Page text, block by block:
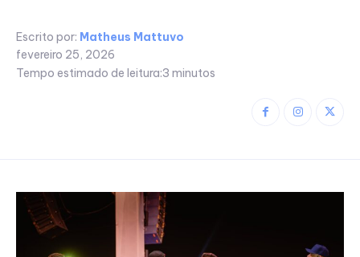
Escrito por: Matheus Mattuvo
fevereiro 25, 2026
Tempo estimado de leitura:3 minutos